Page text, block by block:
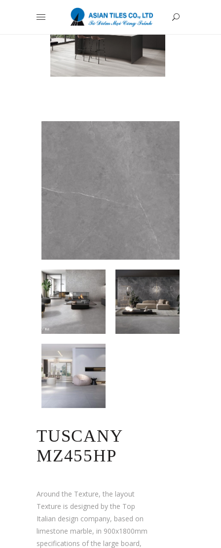
TUSCANY
MZ455HP
Around the Texture, the layout
Texture is designed by the Top
Italian design company, based on
limestone marble, in 900x1800mm
specifications of the large board,